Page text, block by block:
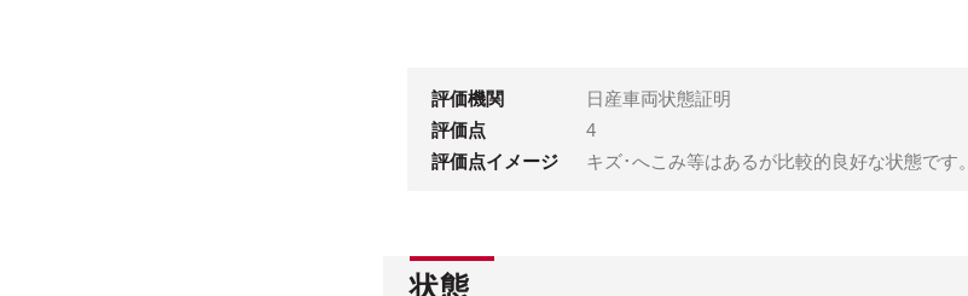
評価機関
日産車両状態証明
評価点
4
評価点イメージ
キズ･へこみ等はあるが比較的良好な状態です。
状態